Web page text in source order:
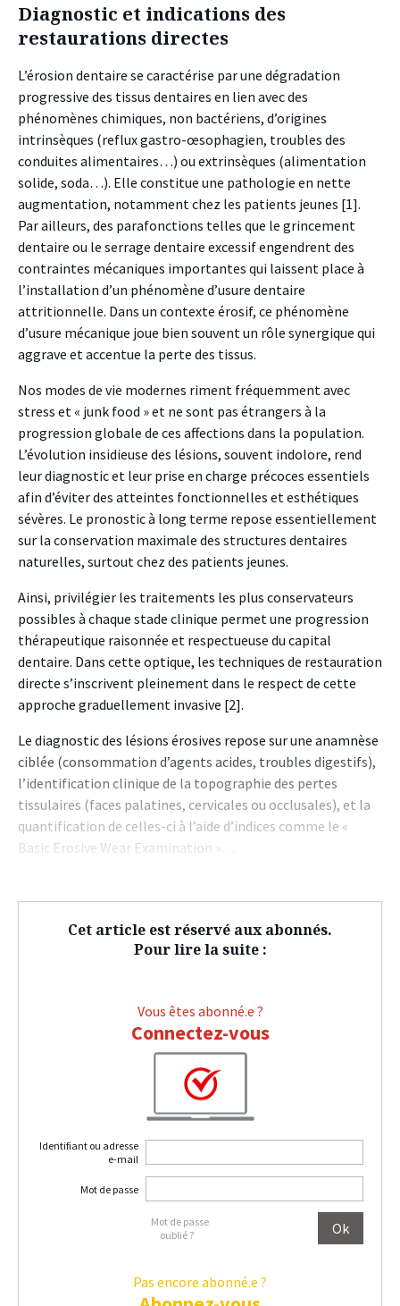
Diagnostic et indications des
restaurations directes
L’érosion dentaire se caractérise par une dégradation
progressive des tissus dentaires en lien avec des
phénomènes chimiques, non bactériens, d’origines
intrinsèques (reflux gastro-œsophagien, troubles des
conduites alimentaires…) ou extrinsèques (alimentation
solide, soda…). Elle constitue une pathologie en nette
augmentation, notamment chez les patients jeunes [1].
Par ailleurs, des parafonctions telles que le grincement
dentaire ou le serrage dentaire excessif engendrent des
contraintes mécaniques importantes qui laissent place à
l’installation d’un phénomène d’usure dentaire
attritionnelle. Dans un contexte érosif, ce phénomène
d’usure mécanique joue bien souvent un rôle synergique qui
aggrave et accentue la perte des tissus.
Nos modes de vie modernes riment fréquemment avec
stress et « junk food » et ne sont pas étrangers à la
progression globale de ces affections dans la population.
L’évolution insidieuse des lésions, souvent indolore, rend
leur diagnostic et leur prise en charge précoces essentiels
afin d’éviter des atteintes fonctionnelles et esthétiques
sévères. Le pronostic à long terme repose essentiellement
sur la conservation maximale des structures dentaires
naturelles, surtout chez des patients jeunes.
Ainsi, privilégier les traitements les plus conservateurs
possibles à chaque stade clinique permet une progression
thérapeutique raisonnée et respectueuse du capital
dentaire. Dans cette optique, les techniques de restauration
directe s’inscrivent pleinement dans le respect de cette
approche graduellement invasive [2].
Le diagnostic des lésions érosives repose sur une anamnèse
ciblée (consommation d’agents acides, troubles digestifs),
l’identification clinique de la topographie des pertes
tissulaires (faces palatines, cervicales ou occlusales), et la
quantification de celles-ci à l’aide d’indices comme le «
Basic Erosive Wear Examination »…
Cet article est réservé aux abonnés.
Pour lire la suite :
Vous êtes abonné.e ?
Connectez-vous
Identifiant ou adresse
e-mail
Mot de passe
Mot de passe
oublié ?
Pas encore abonné.e ?